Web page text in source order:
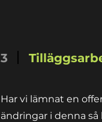
3
Har vi lämnat en
ändringar i denna